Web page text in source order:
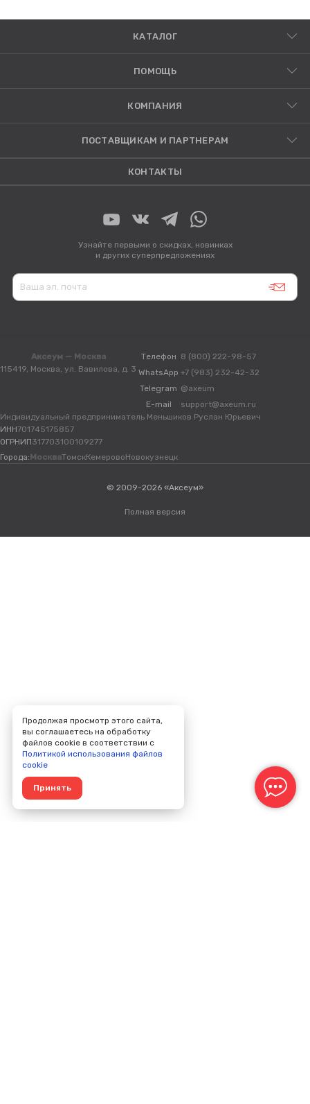
КАТАЛОГ
ПОМОЩЬ
КОМПАНИЯ
ПОСТАВЩИКАМ И ПАРТНЕРАМ
КОНТАКТЫ
Узнайте первыми о скидках, новинках
и других суперпредложениях
Аксеум — Москва
115419, Москва, ул. Вавилова, д. 3
Телефон 8 (800) 222-98-57
WhatsApp +7 (983) 232-42-32
Telegram @axeum
E-mail
support@axeum.ru
Индивидуальный предприниматель Меньшиков Руслан Юрьевич
ИНН701745175857
ОГРНИП317703100109277
Города: МоскваТомскКемеровоНовокузнецк
© 2009-2026 «Аксеум»
Полная версия
Продолжая просмотр этого сайта,
вы соглашаетесь на обработку
файлов cookie в соответствии с
Политикой использования файлов
cookie
Принять